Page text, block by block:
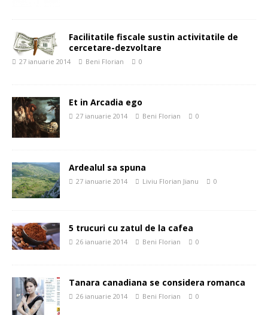
Facilitatile fiscale sustin activitatile de
cercetare-dezvoltare
27 ianuarie 2014 Beni Florian 0
Et in Arcadia ego
27 ianuarie 2014 Beni Florian 0
Ardealul sa spuna
27 ianuarie 2014 Liviu Florian Jianu 0
5 trucuri cu zatul de la cafea
26 ianuarie 2014 Beni Florian 0
Tanara canadiana se considera romanca
26 ianuarie 2014 Beni Florian 0